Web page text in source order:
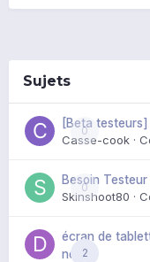
Sujets
0
[Beta testeurs]
Casse-cook ·
0
Besoin
Skinshoot80 ·
2
écran de
noir